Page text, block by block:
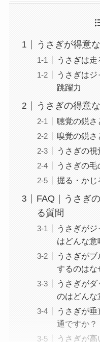
うさぎが得意
うさぎは走
うさぎは
跳躍力
うさぎの得意
聴覚の鋭さ
嗅覚の鋭さ
うさぎの
うさぎの
掘る・かじ
FAQ｜うさぎ
る質問
うさぎが
はどんな意
うさぎが
するのはな
うさぎが
のはどんな
うさぎが
通ですか？
うさぎが